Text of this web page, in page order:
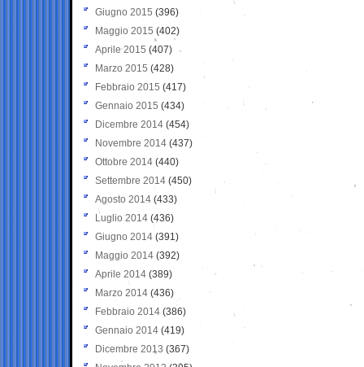
Giugno 2015 (396)
Maggio 2015 (402)
Aprile 2015 (407)
Marzo 2015 (428)
Febbraio 2015 (417)
Gennaio 2015 (434)
Dicembre 2014 (454)
Novembre 2014 (437)
Ottobre 2014 (440)
Settembre 2014 (450)
Agosto 2014 (433)
Luglio 2014 (436)
Giugno 2014 (391)
Maggio 2014 (392)
Aprile 2014 (389)
Marzo 2014 (436)
Febbraio 2014 (386)
Gennaio 2014 (419)
Dicembre 2013 (367)